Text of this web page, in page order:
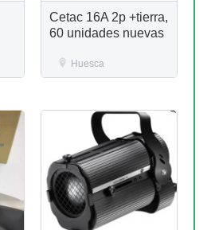
Cetac 16A 2p +tierra,
60 unidades nuevas
Huesca